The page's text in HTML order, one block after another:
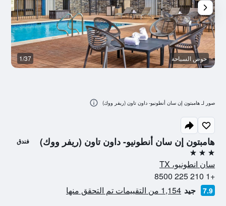
هامبتون إن سان أنطونيو- داون تاون (ريفر ووك) فندق
3 نجوم
سان انطونيو، TX
+1 210 225 8500
7.9 جيد 1,154 من التقييمات تم التحقق منها
حوض السباحة 1/37
صور لـ هامبتون إن سان أنطونيو- داون تاون (ريفر ووك)